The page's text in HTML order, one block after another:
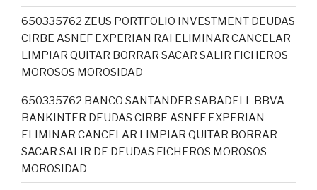
650335762 ZEUS PORTFOLIO INVESTMENT DEUDAS
CIRBE ASNEF EXPERIAN RAI ELIMINAR CANCELAR
LIMPIAR QUITAR BORRAR SACAR SALIR FICHEROS
MOROSOS MOROSIDAD
650335762 BANCO SANTANDER SABADELL BBVA
BANKINTER DEUDAS CIRBE ASNEF EXPERIAN
ELIMINAR CANCELAR LIMPIAR QUITAR BORRAR
SACAR SALIR DE DEUDAS FICHEROS MOROSOS
MOROSIDAD